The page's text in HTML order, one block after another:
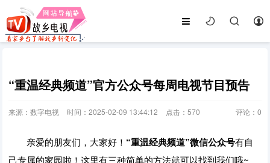
“重温经典频道”官方公众号每周电视节目预告
来源：数字电视 时间：2025-02-09 13:44:12 点击：570 评论： 0
亲爱的朋友们，大家好！ “重温经典频道”微信公众号有自
己专属的家园啦！这里有三种简单的方法就可以找到我们哦~